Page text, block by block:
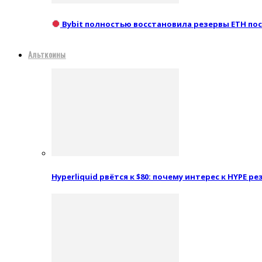
Bybit полностью восстановила резервы ETH
Альткоины
Hyperliquid рвётся к $80: почему интерес к HYPE